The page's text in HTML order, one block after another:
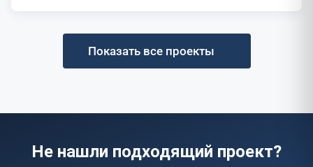
Показать все проекты
Не нашли подходящий проект?